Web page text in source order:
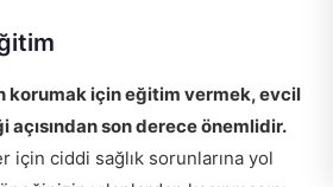
korumak için eğitim vermek, evcil
açısından son derece önemlidir.
için ciddi sağlık sorunlarına yol